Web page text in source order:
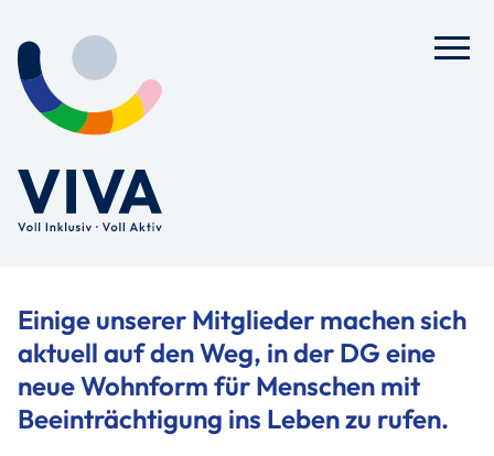
Einige unserer Mitglieder machen sich
aktuell auf den Weg, in der DG eine
neue Wohnform für Menschen mit
Beeinträchtigung ins Leben zu rufen.